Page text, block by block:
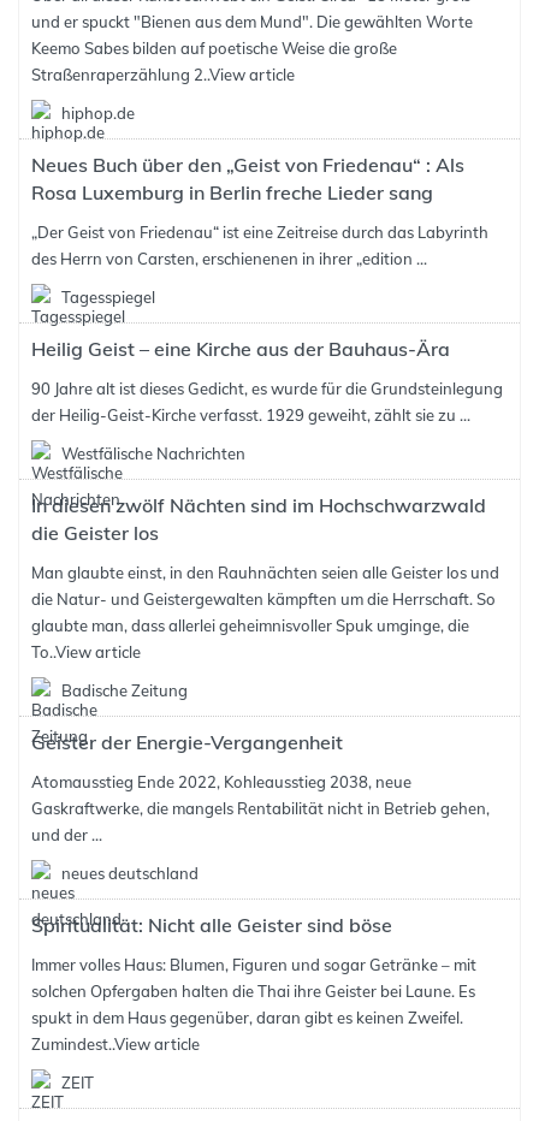
und er spuckt "Bienen aus dem Mund". Die gewählten Worte
Keemo Sabes bilden auf poetische Weise die große
Straßenraperzählung 2..View article
hiphop.de
Neues Buch über den „Geist von Friedenau“ : Als
Rosa Luxemburg in Berlin freche Lieder sang
„Der Geist von Friedenau“ ist eine Zeitreise durch das Labyrinth
des Herrn von Carsten, erschienenen in ihrer „edition ...
Tagesspiegel
Heilig Geist – eine Kirche aus der Bauhaus-Ära
90 Jahre alt ist dieses Gedicht, es wurde für die Grundsteinlegung
der Heilig-Geist-Kirche verfasst. 1929 geweiht, zählt sie zu ...
Westfälische Nachrichten
In diesen zwölf Nächten sind im Hochschwarzwald
die Geister los
Man glaubte einst, in den Rauhnächten seien alle Geister los und
die Natur- und Geistergewalten kämpften um die Herrschaft. So
glaubte man, dass allerlei geheimnisvoller Spuk umginge, die
To..View article
Badische Zeitung
Geister der Energie-Vergangenheit
Atomausstieg Ende 2022, Kohleausstieg 2038, neue
Gaskraftwerke, die mangels Rentabilität nicht in Betrieb gehen,
und der ...
neues deutschland
Spiritualität: Nicht alle Geister sind böse
Immer volles Haus: Blumen, Figuren und sogar Getränke – mit
solchen Opfergaben halten die Thai ihre Geister bei Laune. Es
spukt in dem Haus gegenüber, daran gibt es keinen Zweifel.
Zumindest..View article
ZEIT